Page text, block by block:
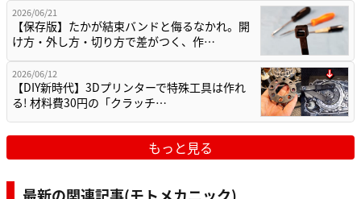
2026/06/21
【保存版】たかが結束バンドと侮るなかれ。開
け方・外し方・切り方で差がつく、作…
2026/06/12
【DIY新時代】3Dプリンターで特殊工具は作れ
る! 材料費30円の「クラッチ…
もっと見る